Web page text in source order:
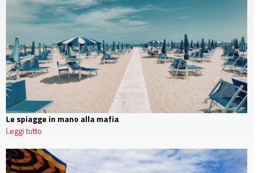
Le spiagge in mano alla mafia
Leggi tutto